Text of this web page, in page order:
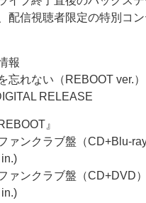
配信視聴者限定の特別コ
報
忘れない（REBOOT ver.）
RELEASE
』
ァンクラブ盤（CD+Blu-
ァンクラブ盤（CD+DVD